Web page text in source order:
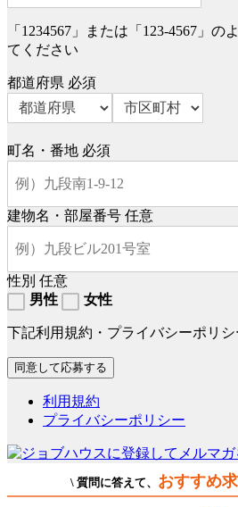
「1234567」または「123-4567」
てください
都道府県 必須
町名・番地 必須
建物名・部屋番号 任意
性別 任意
男性
女性
下記利用規約・プライバシーポリシ
利用規約
プライバシーポリシー
\ 質問に答えて、 おすすめ